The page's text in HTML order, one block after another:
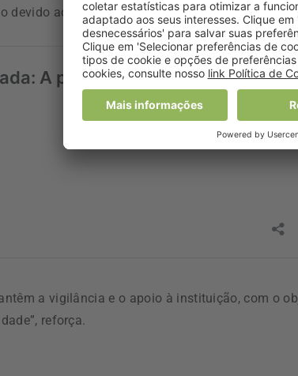
devido acompanhamento.
a vigilância e o apoio à instituição, com o
reforça.